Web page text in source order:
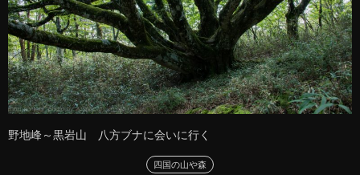
野地峰～黒岩山 八方ブナに会いに行く
四国の山や森